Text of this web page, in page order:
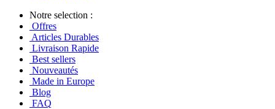
Notre selection :
Offres
Articles Durables
Livraison Rapide
Best sellers
Nouveautés
Made in Europe
Blog
FAQ